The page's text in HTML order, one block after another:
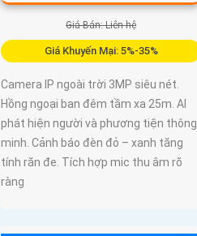
Giá Bán: Liên hệ
Giá Khuyến Mại: 5%-35%
Camera IP ngoài trời 3MP siêu nét.
Hồng ngoại ban đêm tầm xa 25m. AI
phát hiện người và phương tiện thông
minh. Cảnh báo đèn đỏ – xanh tăng
tính răn đe. Tích hợp mic thu âm rõ
ràng